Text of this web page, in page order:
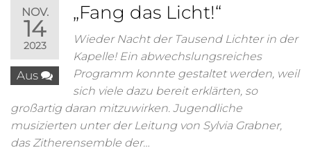
NOV.
14
2023
Aus
„Fang das Licht!“
Wieder Nacht der Tausend Lichter in der
Kapelle! Ein abwechslungsreiches
Programm konnte gestaltet werden, weil
sich viele dazu bereit erklärten, so
großartig daran mitzuwirken. Jugendliche
musizierten unter der Leitung von Sylvia Grabner,
das Zitherensemble der…